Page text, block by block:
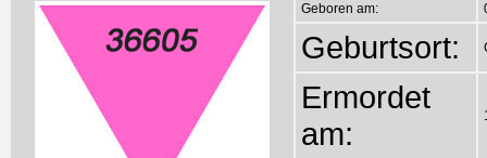
Geboren am:
Geburtsort:
Ermordet
am: